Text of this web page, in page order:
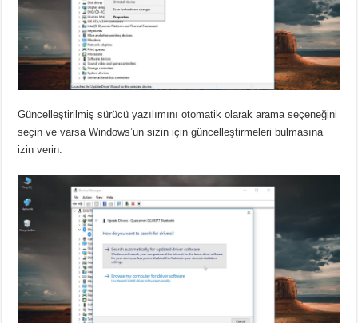
Güncelleştirilmiş sürücü yazılımını otomatik olarak arama seçeneğini
seçin ve varsa Windows’un sizin için güncelleştirmeleri bulmasına
izin verin.